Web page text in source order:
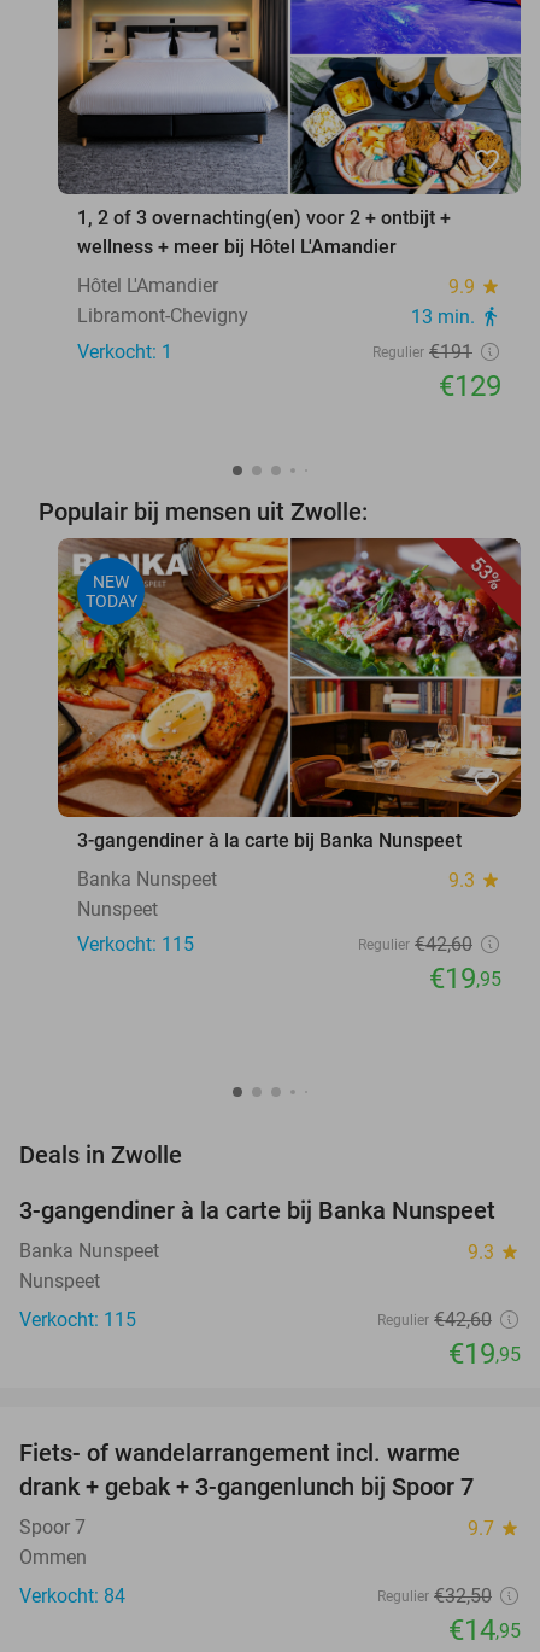
favorite_border
1, 2 of 3 overnachting(en) voor 2 + ontbijt +
wellness + meer bij Hôtel L'Amandier
Hôtel L'Amandier
9.9 star
Libramont-Chevigny 13 min. directions_walk
Verkocht: 1 Regulier €191
€129
Populair bij mensen uit Zwolle:
53%
NEW
TODAY
favorite_border
3-gangendiner à la carte bij Banka Nunspeet
Banka Nunspeet
9.3 star
Nunspeet
Verkocht: 115
Regulier €42,60
€19,95
Deals in Zwolle
53%
NEW
TODAY
3-gangendiner à la carte bij Banka Nunspeet
Banka Nunspeet 9.3 star
Nunspeet
Verkocht: 115
Regulier €42,60
€19,95
Fiets- of wandelarrangement incl. warme
drank + gebak + 3-gangenlunch bij Spoor 7
Spoor 7 9.7 star
Ommen
Verkocht: 84
Regulier €32,50
€14,95